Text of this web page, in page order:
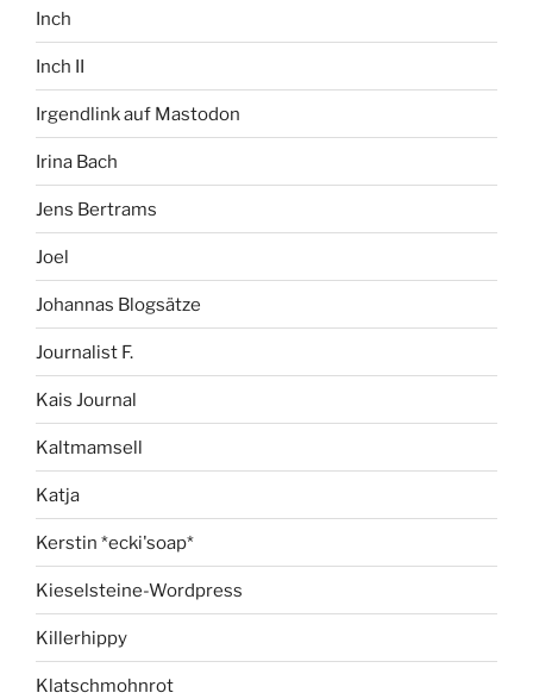
Inch
Inch II
Irgendlink auf Mastodon
Irina Bach
Jens Bertrams
Joel
Johannas Blogsätze
Journalist F.
Kais Journal
Kaltmamsell
Katja
Kerstin *ecki'soap*
Kieselsteine-Wordpress
Killerhippy
Klatschmohnrot